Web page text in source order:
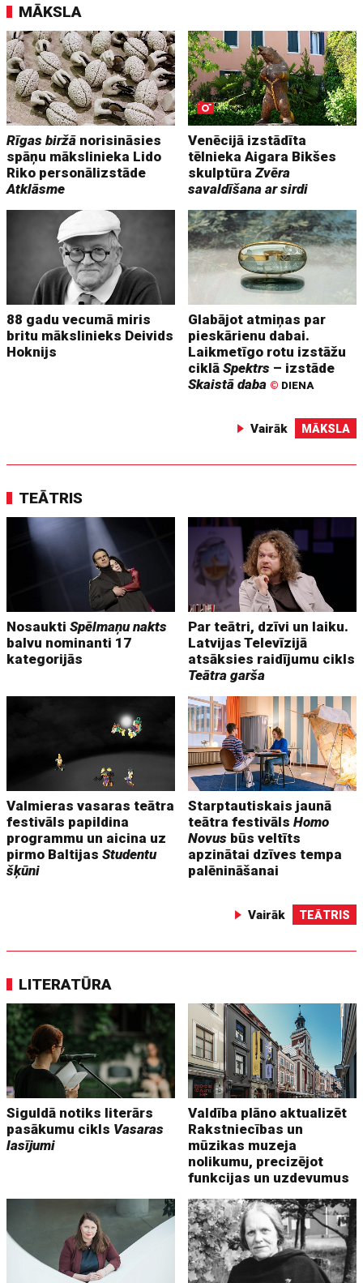
MĀKSLA
Rīgas biržā norisināsies
spāņu mākslinieka Lido
Riko personālizstāde
Atklāsme
Venēcijā izstādīta
tēlnieka Aigara Bikšes
skulptūraZvēra
savaldīšana ar sirdi
88 gadu vecumā miris
britu mākslinieks Deivids
Hoknijs
Glabājot atmiņas par
pieskārienu dabai.
Laikmetīgo rotu izstāžu
ciklāSpektrs – izstāde
Skaistā daba © DIENA
Vairāk MĀKSLA
TEĀTRIS
NosauktiSpēlmaņu nakts
balvu nominanti 17
kategorijās
Par teātri, dzīvi un laiku.
Latvijas Televīzijā
atsāksies raidījumu cikls
Teātra garša
Valmieras vasaras teātra
festivāls papildina
programmu un aicina uz
pirmo BaltijasStudentu
šķūni
Starptautiskais jaunā
teātra festivālsHomo
Novus būs veltīts
apzinātai dzīves tempa
palēnināšanai
Vairāk TEĀTRIS
LITERATŪRA
Siguldā notiks literārs
pasākumu cikls Vasaras
lasījumi
Valdība plāno aktualizēt
Rakstniecības un
mūzikas muzeja
nolikumu, precizējot
funkcijas un uzdevumus